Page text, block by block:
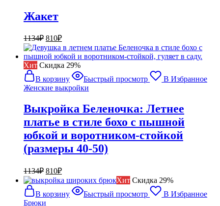
Жакет
1134₽ Первоначальная
цена
составляла
1134₽.
810₽Текущая
цена:
810₽.
Хит Cкидка 29%
В корзину
Быстрый просмотр
В Избранное
Женские выкройки
Выкройка Беленочка: Летнее
платье в стиле бохо с пышной
юбкой и воротником-стойкой
(размеры 40-50)
1134₽ Первоначальная
цена
составляла
1134₽.
810₽Текущая
цена:
810₽.
Хит Cкидка 29%
В корзину
Быстрый просмотр
В Избранное
Брюки